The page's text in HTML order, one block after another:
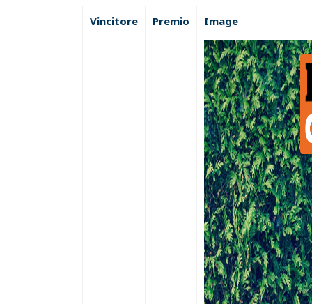
Vincitore Premio Image